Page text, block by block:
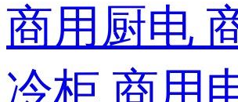
商用厨电
冷柜 商用